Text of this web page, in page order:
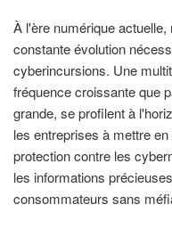
À l'ère numérique
constante évolution
cyberincursions. Une
fréquence croissante que
grande, se profilent à
les entreprises à mettre
protection contre les
les informations
consommateurs sans